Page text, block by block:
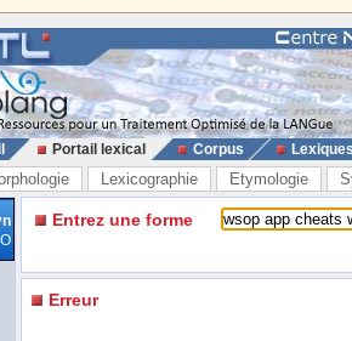
Portail lexical Corpus
Lexicographie Etymologie
Entrez une forme
Erreur